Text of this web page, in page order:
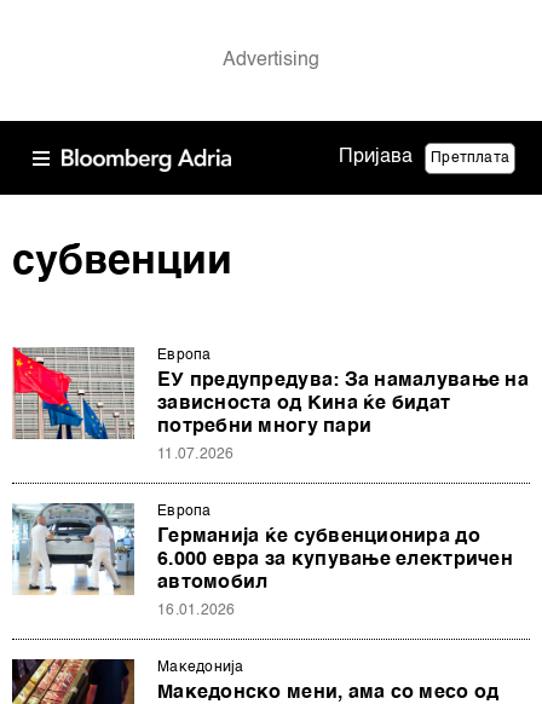
Пријава Претплата
субвенции
Европа
ЕУ предупредува: За намалување на
зависноста од Кина ќе бидат
потребни многу пари
11.07.2026
Европа
Германија ќе субвенционира до
6.000 евра за купување електричен
автомобил
16.01.2026
Македонија
Македонско мени, ама со месо од